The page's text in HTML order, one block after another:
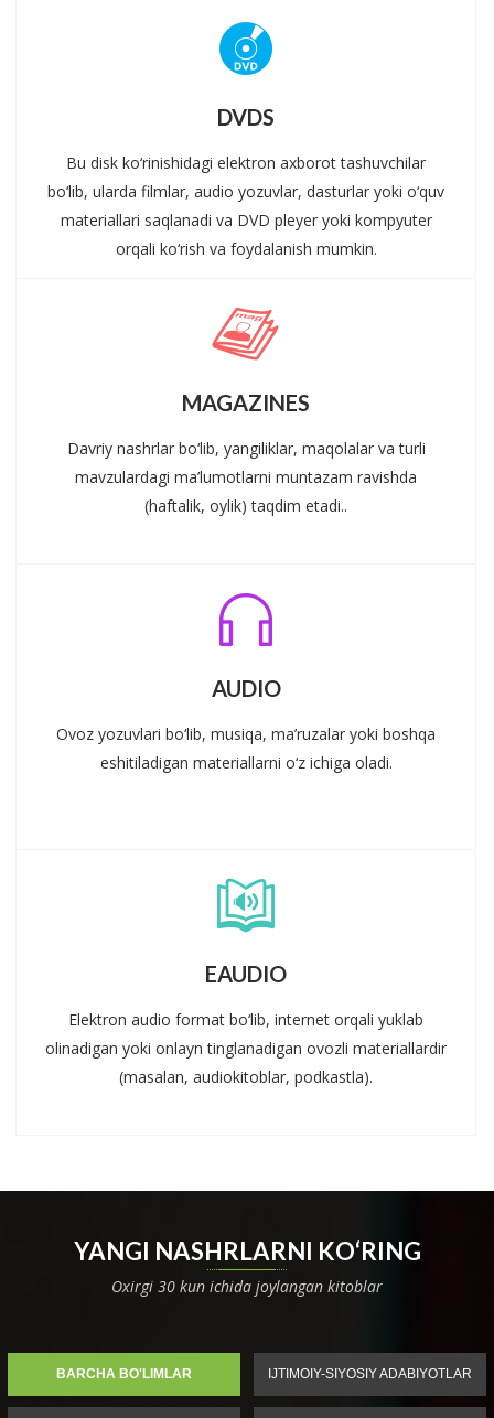
DVDS
Bu disk ko‘rinishidagi elektron axborot tashuvchilar
bo‘lib, ularda filmlar, audio yozuvlar, dasturlar yoki o‘quv
materiallari saqlanadi va DVD pleyer yoki kompyuter
orqali ko‘rish va foydalanish mumkin.
MAGAZINES
Davriy nashrlar bo‘lib, yangiliklar, maqolalar va turli
mavzulardagi ma’lumotlarni muntazam ravishda
(haftalik, oylik) taqdim etadi..
AUDIO
Ovoz yozuvlari bo‘lib, musiqa, ma’ruzalar yoki boshqa
eshitiladigan materiallarni o‘z ichiga oladi.
EAUDIO
Elektron audio format bo‘lib, internet orqali yuklab
olinadigan yoki onlayn tinglanadigan ovozli materiallardir
(masalan, audiokitoblar, podkastla).
YANGI NASHRLARNI KO‘RING
Oxirgi 30 kun ichida joylangan kitoblar
BARCHA BO'LIMLAR IJTIMOIY-SIYOSIY ADABIYOTLAR